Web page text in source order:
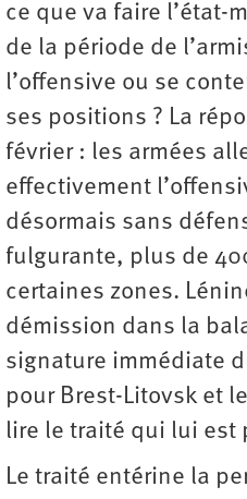
ce que va faire l’état-
de la période de
l’offensive ou se
ses positions ? La
février : les armées
effectivement
désormais sans
fulgurante, plus de
certaines zones.
démission dans la
signature immédiate
pour Brest-Litovsk et
lire le traité qui lui est
Le traité entérine la